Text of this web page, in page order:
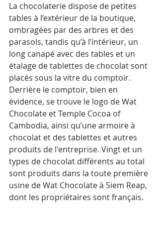
La chocolaterie dispose de petites
tables à l’extérieur de la boutique,
ombragées par des arbres et des
parasols, tandis qu’à l’intérieur, un
long canapé avec des tables et un
étalage de tablettes de chocolat sont
placés sous la vitre du comptoir.
Derrière le comptoir, bien en
évidence, se trouve le logo de Wat
Chocolate et Temple Cocoa of
Cambodia, ainsi qu’une armoire à
chocolat et des tablettes et autres
produits de l'entreprise. Vingt et un
types de chocolat différents au total
sont produits dans la toute première
usine de Wat Chocolate à Siem Reap,
dont les propriétaires sont français.